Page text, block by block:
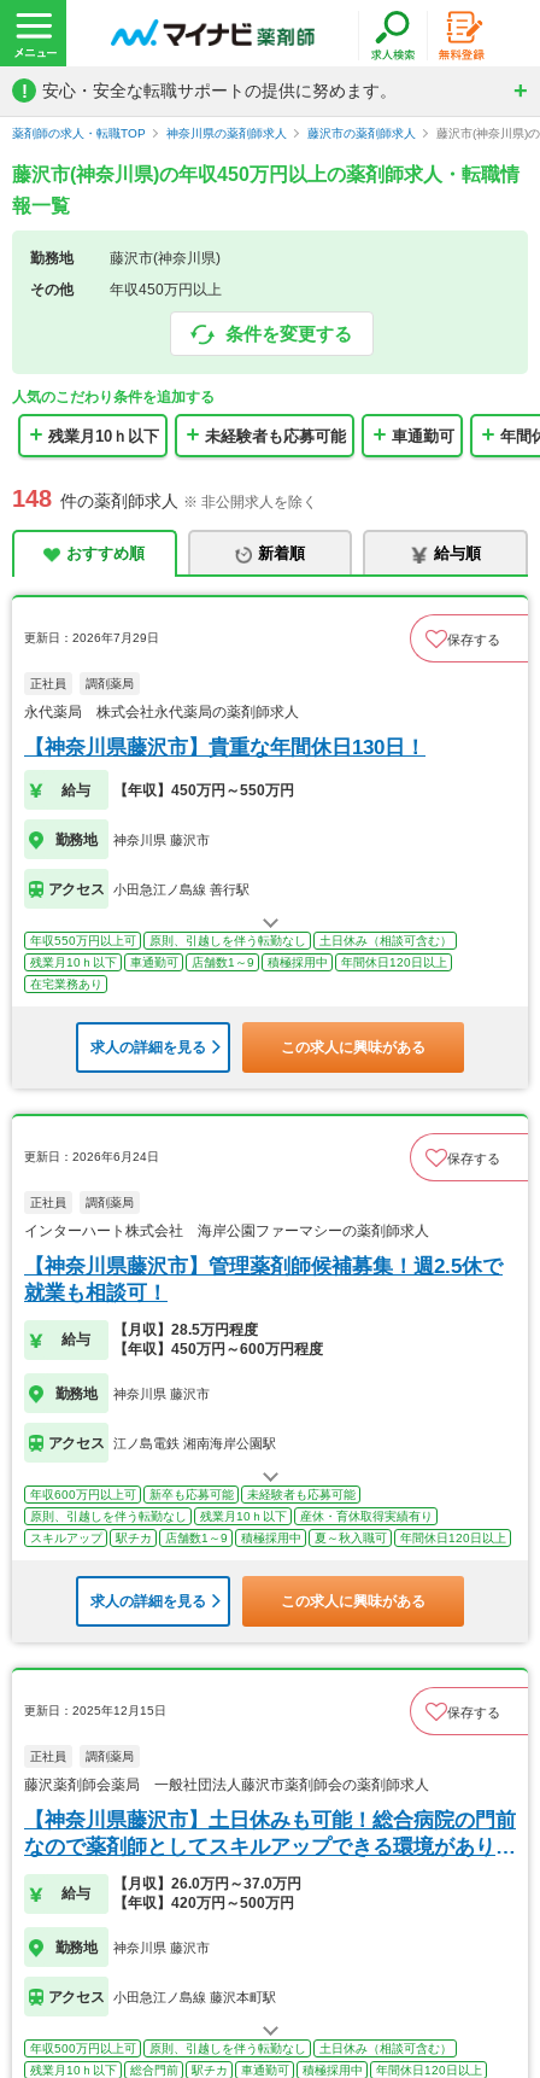
! 安心・安全な転職サポートの提供に努めます。
薬剤師の求人・転職TOP 神奈川県の薬剤師求人 藤沢市の薬剤師求人 藤沢市(神奈川県)
藤沢市(神奈川県)の年収450万円以上の薬剤師求人・転職情
報一覧
勤務地
藤沢市(神奈川県)
その他
年収450万円以上
条件を変更する
人気のこだわり条件を追加する
残業月10ｈ以下 未経験者も応募可能 車通勤可 年間
148 件の薬剤師求人 ※ 非公開求人を除く
おすすめ順 新着順 給与順
更新日：2026年7月29日 保存する
正社員 調剤薬局
永代薬局 株式会社永代薬局の薬剤師求人
【神奈川県藤沢市】貴重な年間休日130日！
給与 【年収】450万円～550万円
勤務地 神奈川県 藤沢市
アクセス 小田急江ノ島線 善行駅
年収550万円以上可 原則、引越しを伴う転勤なし
土日休み（相談可含む）
残業月10ｈ以下
車通勤可 店舗数1～9 積極採用中
年間休日120日以上
在宅業務あり
求人の詳細を見る この求人に興味がある
更新日：2026年6月24日 保存する
正社員 調剤薬局
インターハート株式会社 海岸公園ファーマシーの薬剤師求人
【神奈川県藤沢市】管理薬剤師候補募集！週2.5休で
就業も相談可！
給与
【月収】28.5万円程度
【年収】450万円～600万円程度
勤務地 神奈川県 藤沢市
アクセス 江ノ島電鉄 湘南海岸公園駅
年収600万円以上可 新卒も応募可能
未経験者も応募可能
原則、引越しを伴う転勤なし
残業月10ｈ以下
産休・育休取得実績有り
スキルアップ
駅チカ 店舗数1～9 積極採用中 夏～秋入職可 年間休日120日以上
求人の詳細を見る この求人に興味がある
更新日：2025年12月15日 保存する
正社員 調剤薬局
藤沢薬剤師会薬局 一般社団法人藤沢市薬剤師会の薬剤師求人
【神奈川県藤沢市】土日休みも可能！総合病院の門前
なので薬剤師としてスキルアップできる環境がありま
す
給与
【月収】26.0万円～37.0万円
【年収】420万円～500万円
勤務地 神奈川県 藤沢市
アクセス 小田急江ノ島線 藤沢本町駅
年収500万円以上可 原則、引越しを伴う転勤なし
土日休み（相談可含む）
残業月10ｈ以下
総合門前 駅チカ 車通勤可 積極採用中
年間休日120日以上